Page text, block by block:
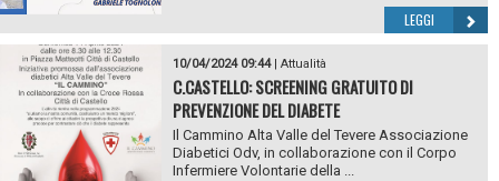
LEGGI
10/04/2024 09:44| Attualità
C.CASTELLO: SCREENING GRATUITO DI
PREVENZIONE DEL DIABETE
Il Cammino Alta Valle del Tevere Associazione
Diabetici Odv, in collaborazione con il Corpo
Infermiere Volontarie della ...